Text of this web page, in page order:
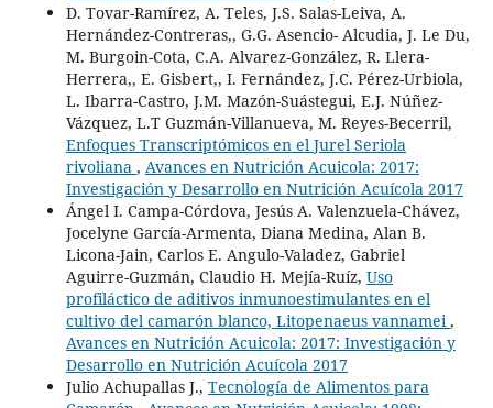
D. Tovar-Ramírez, A. Teles, J.S. Salas-Leiva, A.
Hernández-Contreras,, G.G. Asencio- Alcudia, J. Le Du,
M. Burgoin-Cota, C.A. Alvarez-González, R. Llera-
Herrera,, E. Gisbert,, I. Fernández, J.C. Pérez-Urbiola,
L. Ibarra-Castro, J.M. Mazón-Suástegui, E.J. Núñez-
Vázquez, L.T Guzmán-Villanueva, M. Reyes-Becerril,
Enfoques Transcriptómicos en el Jurel Seriola
rivoliana , Avances en Nutrición Acuicola: 2017:
Investigación y Desarrollo en Nutrición Acuícola 2017
Ángel I. Campa-Córdova, Jesús A. Valenzuela-Chávez,
Jocelyne García-Armenta, Diana Medina, Alan B.
Licona-Jain, Carlos E. Angulo-Valadez, Gabriel
Aguirre-Guzmán, Claudio H. Mejía-Ruíz, Uso
profiláctico de aditivos inmunoestimulantes en el
cultivo del camarón blanco, Litopenaeus vannamei,
Avances en Nutrición Acuicola: 2017: Investigación y
Desarrollo en Nutrición Acuícola 2017
Julio Achupallas J., Tecnología de Alimentos para